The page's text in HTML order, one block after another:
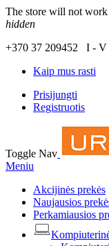
The store will not work
hidden
+370 37 209452 I - V
Kaip mus rasti
Prisijungti
Registruotis
Toggle Nav
Meniu
Akcijinės prekės
Naujausios
Perkamiausios